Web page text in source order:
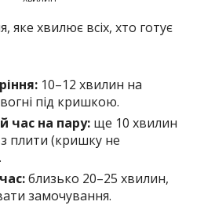
яке хвилює всіх, хто готує
10–12 хвилин на
під кришкою.
час на пару: ще 10 хвилин
з плити (кришку не
близько 20–25 хвилин,
замочування.